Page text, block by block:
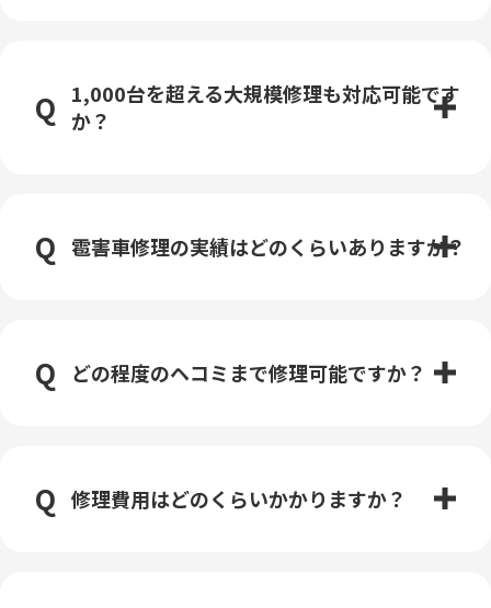
1,000台を超える大規模修理も対応可能です
か？
雹害車修理の実績はどのくらいありますか？
どの程度のヘコミまで修理可能ですか？
修理費用はどのくらいかかりますか？